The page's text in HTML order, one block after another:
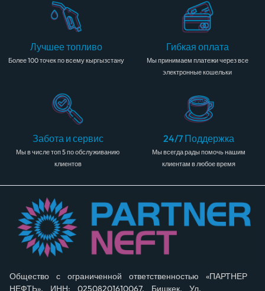
Лучшее топливо
Более 100 точек по всему кыргызстану
Гибкая оплата
Мы принимаем платежи через все
электронные кошельки
Забота и сервис
Мы в числе топ 5 по обслуживанию
клиентов
24/7 Поддержка
Мы всегда рады помочь нашим
клиентам в любое время
Общество с ограниченной ответственностью «ПАРТНЕР
НЕФТЬ», ИНН: 02508201610067, Бишкек, Ул.